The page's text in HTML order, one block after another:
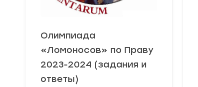
Олимпиада
«Ломоносов» по Праву
2023-2024 (задания и
ответы)